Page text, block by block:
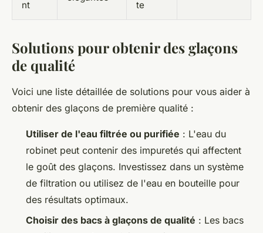
nt te
Solutions pour obtenir des glaçons
de qualité
Voici une liste détaillée de solutions pour vous aider à
obtenir des glaçons de première qualité :
Utiliser de l'eau filtrée ou purifiée : L'eau du
robinet peut contenir des impuretés qui affectent
le goût des glaçons. Investissez dans un système
de filtration ou utilisez de l'eau en bouteille pour
des résultats optimaux.
Choisir des bacs à glaçons de qualité : Les bacs